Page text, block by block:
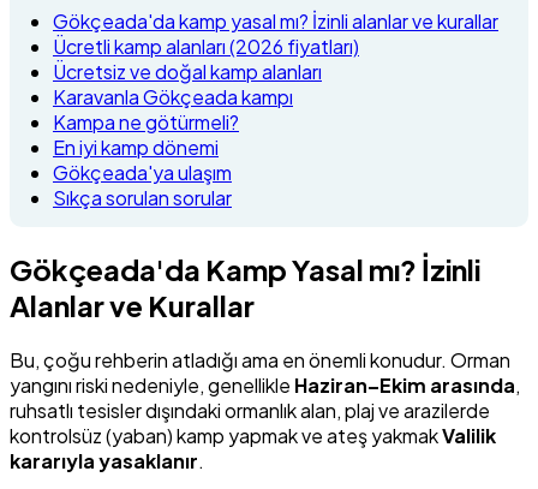
Gökçeada'da kamp yasal mı? İzinli alanlar ve kurallar
Ücretli kamp alanları (2026 fiyatları)
Ücretsiz ve doğal kamp alanları
Karavanla Gökçeada kampı
Kampa ne götürmeli?
En iyi kamp dönemi
Gökçeada'ya ulaşım
Sıkça sorulan sorular
Gökçeada'da Kamp Yasal mı? İzinli
Alanlar ve Kurallar
Bu, çoğu rehberin atladığı ama en önemli konudur. Orman
yangını riski nedeniyle, genellikle Haziran–Ekim arasında,
ruhsatlı tesisler dışındaki ormanlık alan, plaj ve arazilerde
kontrolsüz (yaban) kamp yapmak ve ateş yakmakValilik
kararıyla yasaklanır.